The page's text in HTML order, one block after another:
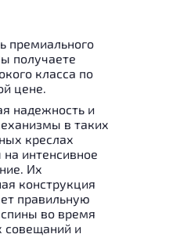
премиального
получаете
класса по
цене.
надежность и
в таких
креслах
на интенсивное
Их
конструкция
правильную
во время
совещаний и